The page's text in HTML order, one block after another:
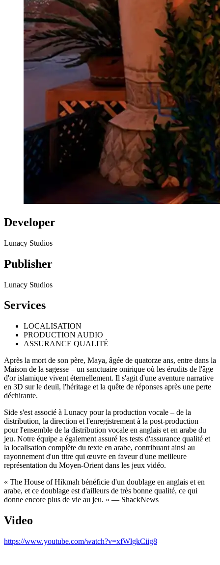
Developer
Lunacy Studios
Publisher
Lunacy Studios
Services
LOCALISATION
PRODUCTION AUDIO
ASSURANCE QUALITÉ
Après la mort de son père, Maya, âgée de quatorze ans, entre dans la
Maison de la sagesse – un sanctuaire onirique où les érudits de l'âge
d'or islamique vivent éternellement. Il s'agit d'une aventure narrative
en 3D sur le deuil, l'héritage et la quête de réponses après une perte
déchirante.
Side s'est associé à Lunacy pour la production vocale – de la
distribution, la direction et l'enregistrement à la post-production –
pour l'ensemble de la distribution vocale en anglais et en arabe du
jeu. Notre équipe a également assuré les tests d'assurance qualité et
la localisation complète du texte en arabe, contribuant ainsi au
rayonnement d'un titre qui œuvre en faveur d'une meilleure
représentation du Moyen-Orient dans les jeux vidéo.
« The House of Hikmah bénéficie d'un doublage en anglais et en
arabe, et ce doublage est d'ailleurs de très bonne qualité, ce qui
donne encore plus de vie au jeu. » — ShackNews
Video
https://www.youtube.com/watch?v=xfWlgkCiig8